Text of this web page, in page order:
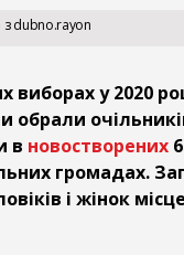
dubno.rayon
виборах у 2020
обрали
в новостворених
громадах.
і жінок